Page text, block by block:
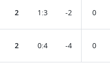
2 1 :3 -2 0
2 0:4 -4 0